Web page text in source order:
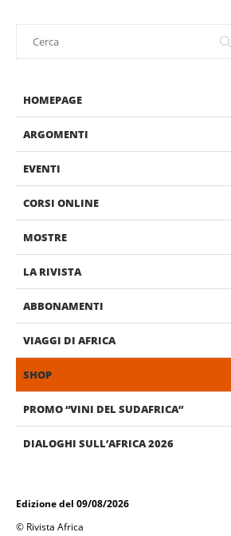
HOMEPAGE
ARGOMENTI
EVENTI
CORSI ONLINE
MOSTRE
LA RIVISTA
ABBONAMENTI
VIAGGI DI AFRICA
SHOP
PROMO “VINI DEL SUDAFRICA”
DIALOGHI SULL’AFRICA 2026
Edizione del 09/08/2026
© Rivista Africa